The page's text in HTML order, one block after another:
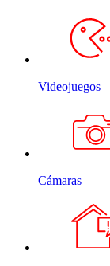
Videojuegos
Cámaras